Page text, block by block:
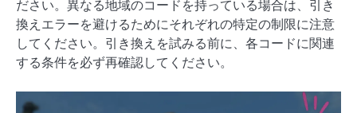
ださい。異なる地域のコードを持っている場合は、引き
換えエラーを避けるためにそれぞれの特定の制限に注意
してください。引き換えを試みる前に、各コードに関連
する条件を必ず再確認してください。